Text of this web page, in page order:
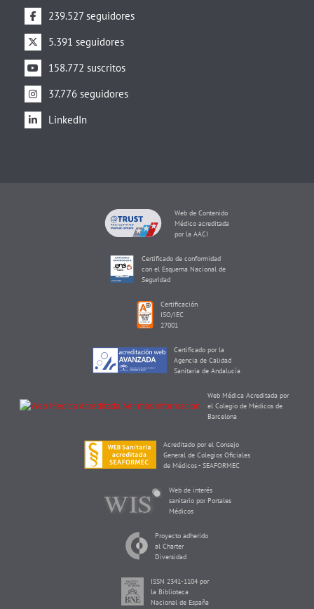
239.527 seguidores
5.391 seguidores
158.772 suscritos
37.776 seguidores
LinkedIn
Web de Contenido
Médico acreditada
por la AACI
Certificado de conformidad
con el Esquema Nacional de
Seguridad
Certificación
ISO/IEC
27001
Certificado por la
Agencia de Calidad
Sanitaria de Andalucía
Web Médica Acreditada por
el Colegio de Médicos de
Barcelona
Acreditado por el Consejo
General de Colegios Oficiales
de Médicos - SEAFORMEC
Web de interés
sanitario por Portales
Médicos
Proyecto adherido
al Charter
Diversidad
ISSN 2341-1104 por
la Biblioteca
Nacional de España